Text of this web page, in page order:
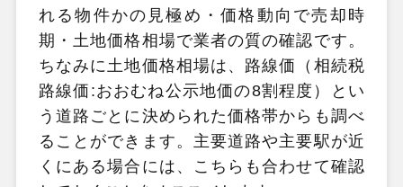
れる物件かの見極め・価格動向で売却時
期・土地価格相場で業者の質の確認です。
ちなみに土地価格相場は、路線価（相続税
路線価:おおむね公示地価の8割程度）とい
う道路ごとに決められた価格帯からも調べ
ることができます。主要道路や主要駅が近
くにある場合には、こちらも合わせて確認